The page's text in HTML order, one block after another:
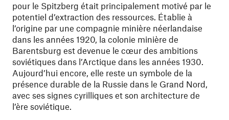
pour le Spitzberg était principalement motivé par le
potentiel d’extraction des ressources. Établie à
l’origine par une compagnie minière néerlandaise
dans les années 1920, la colonie minière de
Barentsburg est devenue le cœur des ambitions
soviétiques dans l’Arctique dans les années 1930.
Aujourd’hui encore, elle reste un symbole de la
présence durable de la Russie dans le Grand Nord,
avec ses signes cyrilliques et son architecture de
l’ère soviétique.